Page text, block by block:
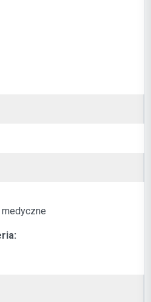
medyczne